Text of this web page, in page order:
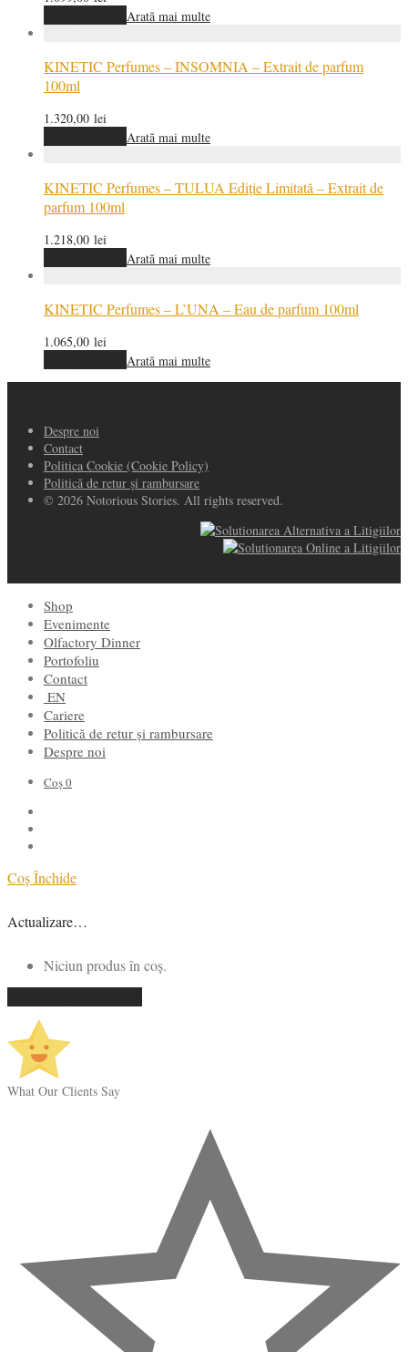
Arată mai multe
KINETIC Perfumes – INSOMNIA – Extrait de parfum
100ml
1.320,00 lei
Arată mai multe
KINETIC Perfumes – TULUA Ediție Limitată – Extrait de
parfum 100ml
1.218,00 lei
Arată mai multe
KINETIC Perfumes – L’UNA – Eau de parfum 100ml
1.065,00 lei
Arată mai multe
Despre noi
Contact
Politica Cookie (Cookie Policy)
Politică de retur și rambursare
© 2026 Notorious Stories. All rights reserved.
Shop
Evenimente
Olfactory Dinner
Portofoliu
Contact
EN
Cariere
Politică de retur și rambursare
Despre noi
Coș0
CoșÎnchide
Actualizare…
Niciun produs în coș.
What Our Clients Say